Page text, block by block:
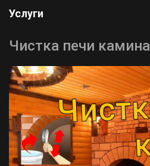
Услуги
Чистка печи камина